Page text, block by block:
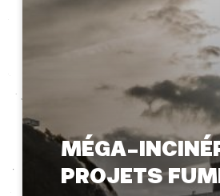
MÉGA-
PROJETS